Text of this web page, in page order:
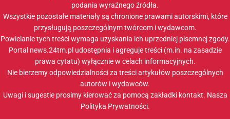
podania wyraźnego źródła.
Wszystkie pozostałe materiały są chronione prawami autorskimi, które
przysługują poszczególnym twórcom i wydawcom.
Powielanie tych treści wymaga uzyskania ich uprzedniej pisemnej zgody.
Portal news.24tm.pl udostępnia i agreguje treści (m.in. na zasadzie
prawa cytatu) wyłącznie w celach informacyjnych.
Nie bierzemy odpowiedzialności za treści artykułów poszczególnych
autorów i wydawców.
Uwagi i sugestie prosimy kierować za pomocą zakładki kontakt. Nasza
Polityka Prywatności.